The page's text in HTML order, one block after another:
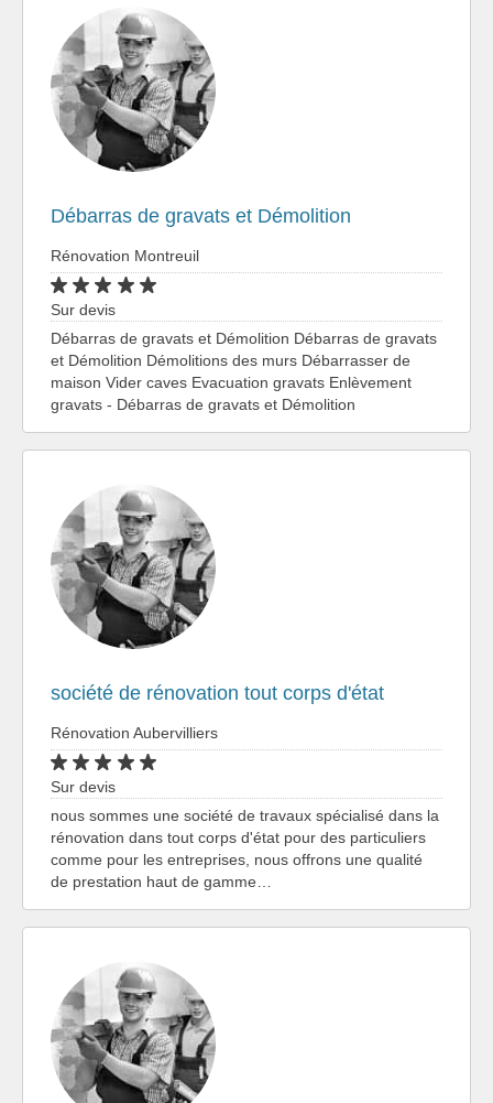
Débarras de gravats et Démolition
Rénovation Montreuil
Sur devis
Débarras de gravats et Démolition Débarras de gravats
et Démolition Démolitions des murs Débarrasser de
maison Vider caves Evacuation gravats Enlèvement
gravats - Débarras de gravats et Démolition
société de rénovation tout corps d'état
Rénovation Aubervilliers
Sur devis
nous sommes une société de travaux spécialisé dans la
rénovation dans tout corps d'état pour des particuliers
comme pour les entreprises, nous offrons une qualité
de prestation haut de gamme…